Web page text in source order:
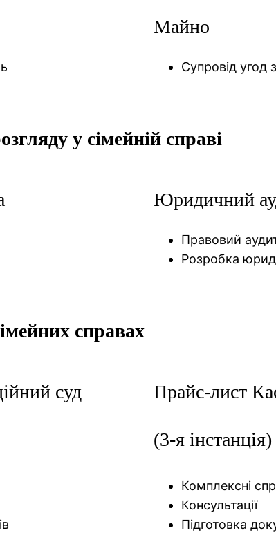
Майно
Супровід угод
у сімейній справі
Юридичний
Правовий
Розробка
справах
суд Прайс-лист
(3-я інстанція)
Комплексні
Консультації
Підготовка